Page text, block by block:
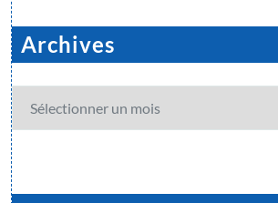
Archives
Archives